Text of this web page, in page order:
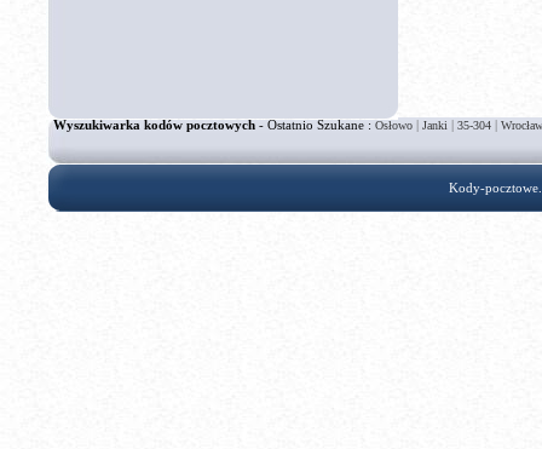
Wyszukiwarka kodów pocztowych- Ostatnio Szukane :Osłowo | Janki | 35-304 |
Kody-